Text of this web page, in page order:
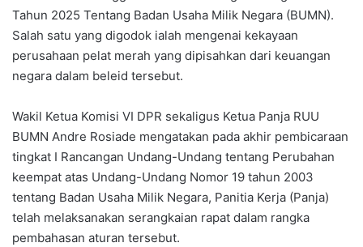
Tahun 2025 Tentang Badan Usaha Milik Negara (BUMN).
Salah satu yang digodok ialah mengenai kekayaan
perusahaan pelat merah yang dipisahkan dari keuangan
negara dalam beleid tersebut.
Wakil Ketua Komisi VI DPR sekaligus Ketua Panja RUU
BUMN Andre Rosiade mengatakan pada akhir pembicaraan
tingkat I Rancangan Undang-Undang tentang Perubahan
keempat atas Undang-Undang Nomor 19 tahun 2003
tentang Badan Usaha Milik Negara, Panitia Kerja (Panja)
telah melaksanakan serangkaian rapat dalam rangka
pembahasan aturan tersebut.